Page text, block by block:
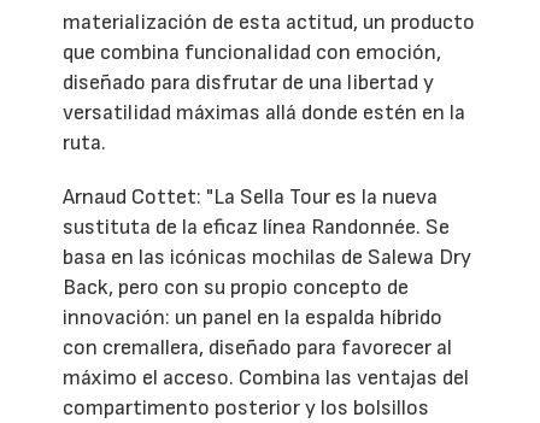
materialización de esta actitud, un producto
que combina funcionalidad con emoción,
diseñado para disfrutar de una libertad y
versatilidad máximas allá donde estén en la
ruta.
Arnaud Cottet: "La Sella Tour es la nueva
sustituta de la eficaz línea Randonnée. Se
basa en las icónicas mochilas de Salewa Dry
Back, pero con su propio concepto de
innovación: un panel en la espalda híbrido
con cremallera, diseñado para favorecer al
máximo el acceso. Combina las ventajas del
compartimento posterior y los bolsillos